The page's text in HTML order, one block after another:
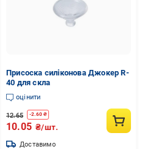
Присоска силіконова Джокер R-
40 для скла
оцінити
12.65 -2.60 ₴
10.05 ₴/шт.
Доставимо